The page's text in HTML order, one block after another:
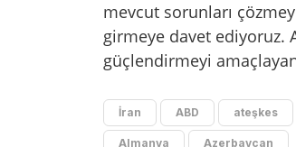
mevcut sorunları
girmeye davet ediyoruz.
güçlendirmeyi
İran ABD ateşkes
Almanya Azerbaycan